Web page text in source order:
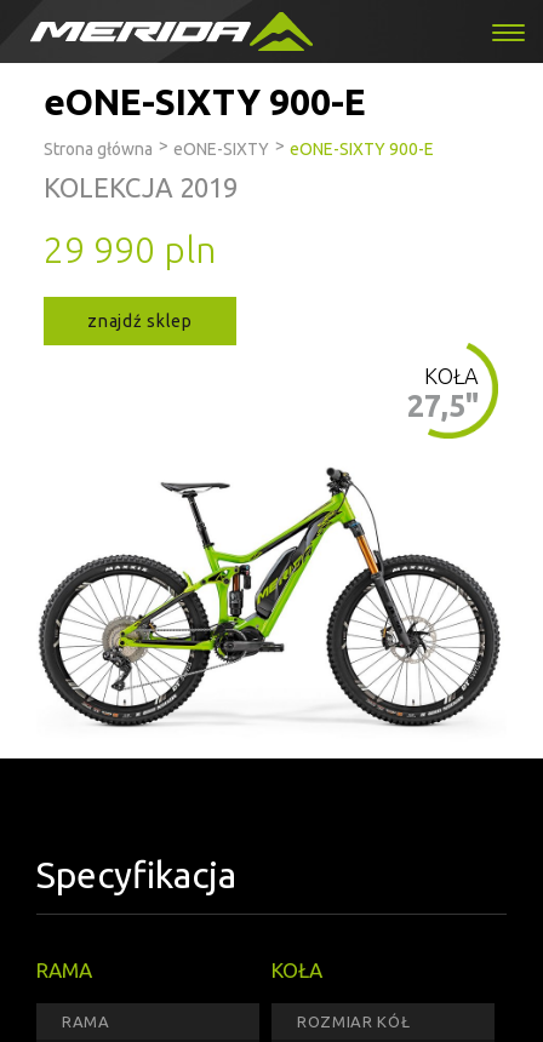
eONE-SIXTY 900-E
Strona główna > eONE-SIXTY > eONE-SIXTY 900-E
KOLEKCJA 2019
29 990 pln
znajdź sklep
KOŁA
27,5"
Specyfikacja
RAMA
RAMA
KOŁA
ROZMIAR KÓŁ